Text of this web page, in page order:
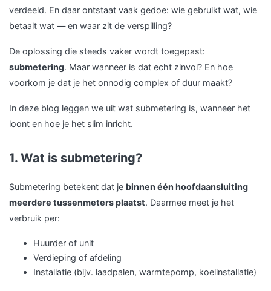
verdeeld. En daar ontstaat vaak gedoe: wie gebruikt wat, wie
betaalt wat — en waar zit de verspilling?
De oplossing die steeds vaker wordt toegepast:
submetering. Maar wanneer is dat echt zinvol? En hoe
voorkom je dat je het onnodig complex of duur maakt?
In deze blog leggen we uit wat submetering is, wanneer het
loont en hoe je het slim inricht.
1. Wat is submetering?
Submetering betekent dat je binnen één hoofdaansluiting
meerdere tussenmeters plaatst. Daarmee meet je het
verbruik per:
Huurder of unit
Verdieping of afdeling
Installatie (bijv. laadpalen, warmtepomp, koelinstallatie)